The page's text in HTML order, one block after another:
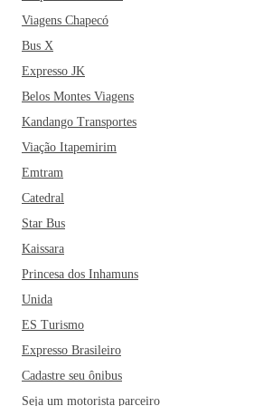
Viagens Chapecó
Bus X
Expresso JK
Belos Montes Viagens
Kandango Transportes
Viação Itapemirim
Emtram
Catedral
Star Bus
Kaissara
Princesa dos Inhamuns
Unida
ES Turismo
Expresso Brasileiro
Cadastre seu ônibus
Seja um motorista parceiro